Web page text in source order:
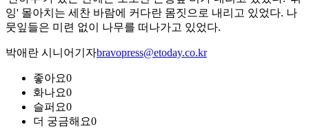
잉' 몰아치는 세찬 바람에 커다란 몸짓으로 내리고 있었다. 나
뭇잎들은 미련 없이 나무를 떠나가고 있었다.
박애란 시니어기자bravopress@etoday.co.kr
좋아요0
화나요0
슬퍼요0
더 궁금해요0